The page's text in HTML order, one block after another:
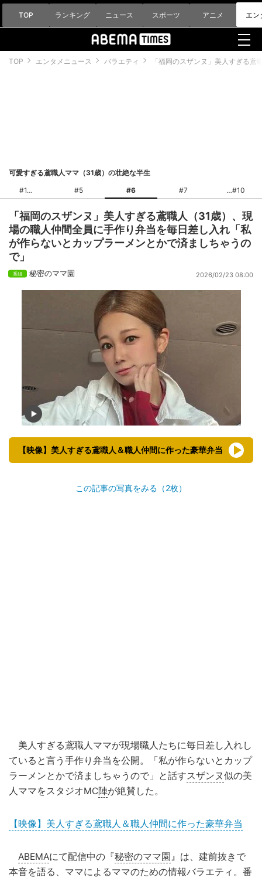
TOP ランキング ニュース スポーツ アニメ エン
TOP エンタメニュース バラエティ 「福岡のスザンヌ」美人すぎる
可愛すぎる鳶職人ママ（31歳）の壮絶な半生
#1
#5 #6 #7 #10
「福岡のスザンヌ」美人すぎる鳶職人（31歳）、現
場の職人仲間全員に手作り弁当を毎日差し入れ「私
が作らないとカップラーメンとかで済ましちゃうの
で」
秘密のママ園 2026/02/23 08:00
【映像】美人すぎる鳶職人＆職人仲間に作った豪華弁当
この記事の写真をみる（2枚）
美人すぎる鳶職人ママが現場職人たちに毎日差し入れし
ていると言う手作り弁当を公開。「私が作らないとカップ
ラーメンとかで済ましちゃうので」と話すスザンヌ似の美
人ママをスタジオMC陣が絶賛した。
【映像】美人すぎる鳶職人＆職人仲間に作った豪華弁当
ABEMAにて配信中の『秘密のママ園 』は、建前抜きで
本音を語る、ママによるママのための情報バラエティ。番